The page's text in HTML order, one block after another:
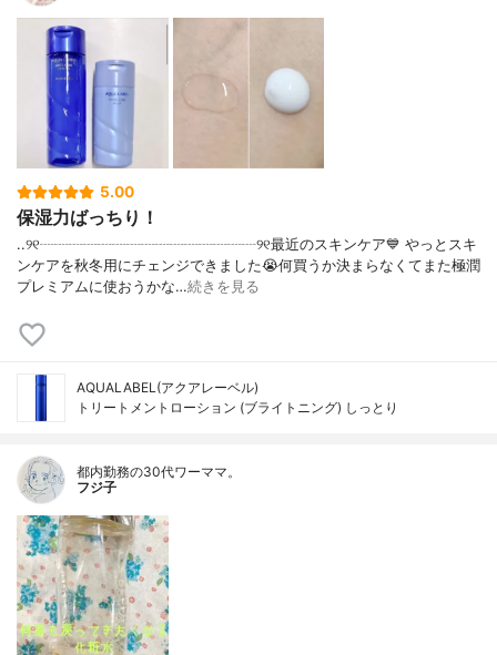
5.00
保湿力ばっちり！
..୨୧┈┈┈┈┈┈┈┈┈┈┈┈┈┈┈୨୧最近のスキンケア💙 やっとスキ
ンケアを秋冬用にチェンジできました😭何買うか決まらなくてまた極潤
プレミアムに使おうかな…続きを見る
AQUALABEL(アクアレーベル)
トリートメントローション (ブライトニング) しっとり
都内勤務の30代ワーママ。
フジ子